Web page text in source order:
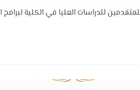
للدراسات العليا في الكلية لبرامج